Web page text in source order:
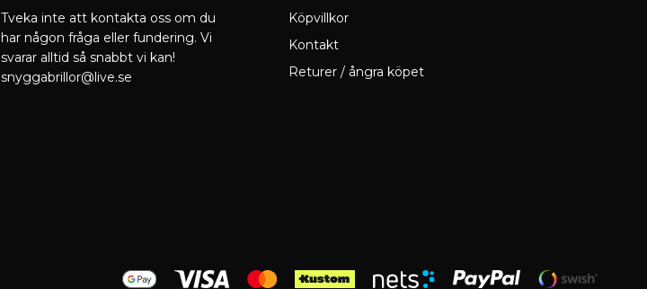
Tveka inte att kontakta oss om du
har någon fråga eller fundering. Vi
svarar alltid så snabbt vi kan!
snyggabrillor@live.se
Köpvillkor
Kontakt
Returer / ångra köpet